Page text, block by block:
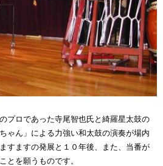
プロであった寺尾智也氏と綺羅星太鼓の
ゃん」による力強い和太鼓の演奏が場内
すますの発展と１０年後、また、当番が
とを願うものです。